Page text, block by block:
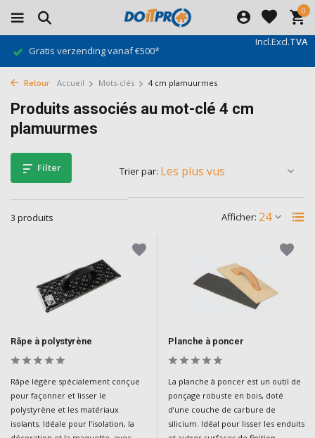
0
Incl.Excl.TVA
Gratis verzending vanaf €500*
Retour Accueil Mots-clés 4 cm plamuurmes
Produits associés au mot-clé 4 cm
plamuurmes
Filter
3 produits Afficher:
Trier par:
Râpe à polystyrène
Râpe légère spécialement conçue
pour façonner et lisser le
polystyrène et les matériaux
isolants. Idéale pour l’isolation, la
Planche à poncer
La planche à poncer est un outil de
ponçage robuste en bois, doté
d’une couche de carbure de
silicium. Idéal pour lisser les enduits